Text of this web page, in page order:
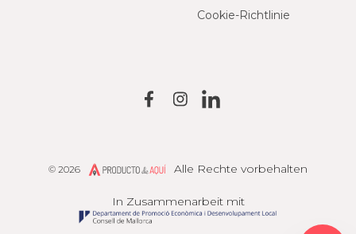
Cookie-Richtlinie
In Zusammenarbeit mit
© 2026 Producto de AquíAlle Rechte vorbehalten